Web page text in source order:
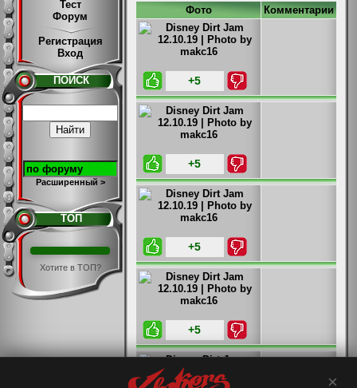
Тест
Форум
Регистрация
Вход
ПОИСК
Расширенный >
ТОП
Хотите в ТОП?
Фото Комментарии
+5
+5
+5
+5
×